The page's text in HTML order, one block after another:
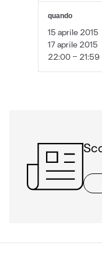
quando
15 aprile 2015
17 aprile 2015
22:00 - 21:59